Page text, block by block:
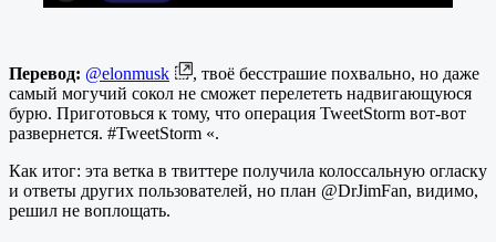
Перевод: @elonmusk
, твоё бесстрашие похвально, но даже
самый могучий сокол не сможет перелететь надвигающуюся
бурю. Приготовься к тому, что операция TweetStorm вот-вот
развернется. #TweetStorm «.
Как итог: эта ветка в твиттере получила колоссальную огласку
и ответы других пользователей, но план @DrJimFan, видимо,
решил не воплощать.